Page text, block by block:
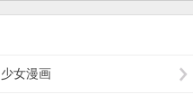
少女漫画